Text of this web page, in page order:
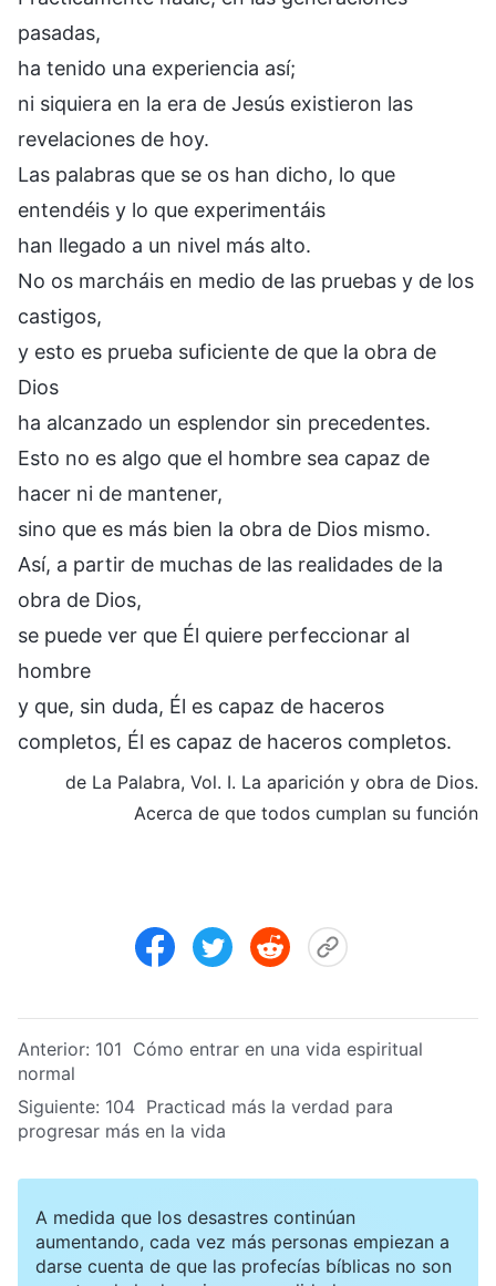
pasadas,
ha tenido una experiencia así;
ni siquiera en la era de Jesús existieron las
revelaciones de hoy.
Las palabras que se os han dicho, lo que
entendéis y lo que experimentáis
han llegado a un nivel más alto.
No os marcháis en medio de las pruebas y de los
castigos,
y esto es prueba suficiente de que la obra de
Dios
ha alcanzado un esplendor sin precedentes.
Esto no es algo que el hombre sea capaz de
hacer ni de mantener,
sino que es más bien la obra de Dios mismo.
Así, a partir de muchas de las realidades de la
obra de Dios,
se puede ver que Él quiere perfeccionar al
hombre
y que, sin duda, Él es capaz de haceros
completos, Él es capaz de haceros completos.
de La Palabra, Vol. I. La aparición y obra de Dios.
Acerca de que todos cumplan su función
Anterior: 101 Cómo entrar en una vida espiritual
normal
Siguiente: 104 Practicad más la verdad para
progresar más en la vida
A medida que los desastres continúan
aumentando, cada vez más personas empiezan a
darse cuenta de que las profecías bíblicas no son